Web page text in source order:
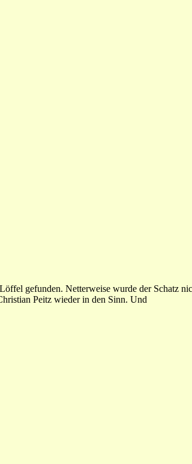
gefunden. Netterweise wurde der Schatz
Peitz wieder in den Sinn. Und